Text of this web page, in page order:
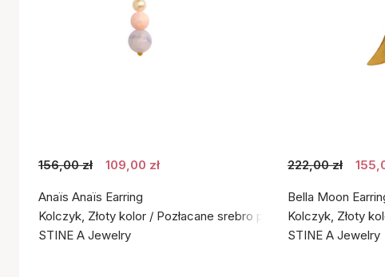
156,00 zł 109,00 zł
Anaïs Anaïs Earring
Kolczyk, Złoty kolor / Pozłacane srebro próby 925
STINE A Jewelry
222,00 zł
Bella Moon
Kolczyk, Złoty
STINE A Jewelry